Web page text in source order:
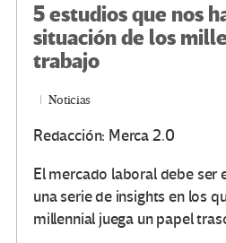
5 estudios que nos
situación de los
trabajo
Noticias
Redacción: Merca 2.0
El mercado laboral debe ser
una serie de insights en los
millennial juega un papel